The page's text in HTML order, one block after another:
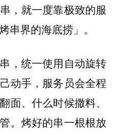
，就一度靠极致的服
串界的海底捞」。
，统一使用自动旋转
动手，服务员会全程
面、什么时候撒料、
。 烤好的串一根根放